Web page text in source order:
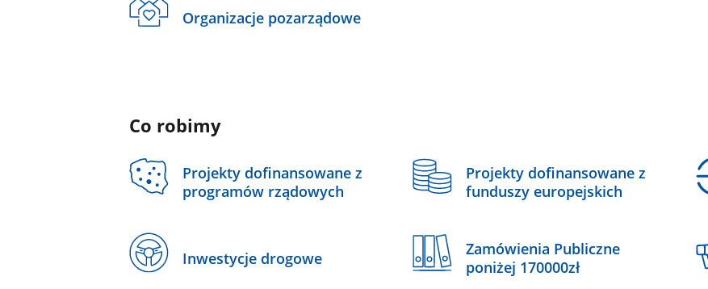
Organizacje pozarządowe
Co robimy
Projekty dofinansowane z
programów rządowych
Projekty dofinansowane z
funduszy europejskich
Inwestycje drogowe
Zamówienia Publiczne
poniżej 170000zł